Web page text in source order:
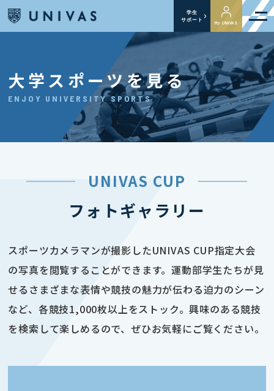
学生
サポート
My UNIVAS
大学スポーツを見る
ENJOY UNIVERSITY SPORTS
UNIVAS CUP
フォトギャラリー
スポーツカメラマンが撮影したUNIVAS CUP指定大会
の写真を閲覧することができます。運動部学生たちが見
せるさまざまな表情や競技の魅力が伝わる迫力のシーン
など、各競技1,000枚以上をストック。興味のある競技
を検索して楽しめるので、ぜひお気軽にご覧ください。